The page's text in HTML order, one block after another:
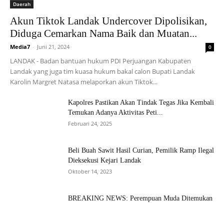
Daerah
Akun Tiktok Landak Undercover Dipolisikan,
Diduga Cemarkan Nama Baik dan Muatan...
Media7 - Juni 21, 2024 0
LANDAK - Badan bantuan hukum PDI Perjuangan Kabupaten
Landak yang juga tim kuasa hukum bakal calon Bupati Landak
Karolin Margret Natasa melaporkan akun Tiktok...
Kapolres Pastikan Akan Tindak Tegas Jika Kembali
Temukan Adanya Aktivitas Peti...
Februari 24, 2025
Beli Buah Sawit Hasil Curian, Pemilik Ramp Ilegal
Dieksekusi Kejari Landak
Oktober 14, 2023
BREAKING NEWS: Perempuan Muda Ditemukan